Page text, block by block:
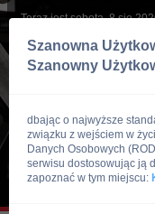
Teraz jest sobota, 8 sie
Szanowna
Szanowny
dbając o najwyższe
związku z wejściem w
Danych Osobowych
serwisu dostosowując ją
zapoznać w tym miejscu: